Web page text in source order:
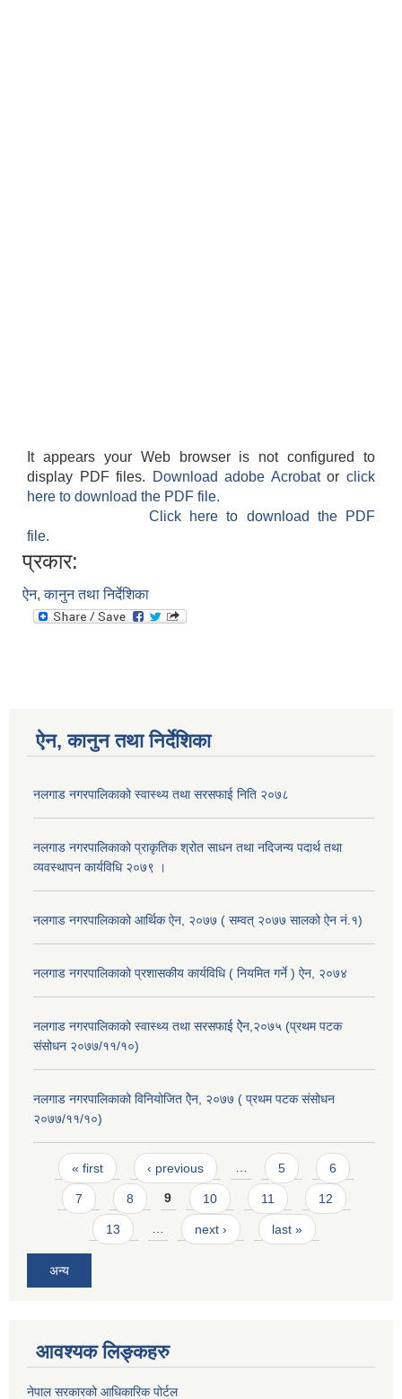
It appears your Web browser is not configured to
display PDF files.
Download adobe Acrobatorclick
here to download the PDF file.
Click here to download the PDF
file.
प्रकार:
ऐन, कानुन तथा निर्देशिका
ऐन, कानुन तथा निर्देशिका
नलगाड नगरपालिकाको स्वास्थ्य तथा सरसफाई निति २०७८
नलगाड नगरपालिकाको प्राकृतिक श्रोत साधन तथा नदिजन्य पदार्थ तथा
व्यवस्थापन कार्यविधि २०७९ ।
नलगाड नगरपालिकाको आर्थिक ऐन, २०७७ ( सम्वत् २०७७ सालको ऐन नं.१)
नलगाड नगरपालिकाको प्रशासकीय कार्यविधि ( नियमित गर्ने ) ऐन, २०७४
नलगाड नगरपालिकाको स्वास्थ्य तथा सरसफाई ऐेन,२०७५ (प्रथम पटक
संसोधन २०७७/११/१०)
नलगाड नगरपालिकाको विनियोजित ऐेन, २०७७ ( प्रथम पटक संसोधन
२०७७/११/१०)
Pages
« first ‹ previous … 5 6
7 8 9 10 11 12
13 … next › last »
अन्य
आवश्यक लिङ्कहरु
नेपाल सरकारको आधिकारिक पोर्टल